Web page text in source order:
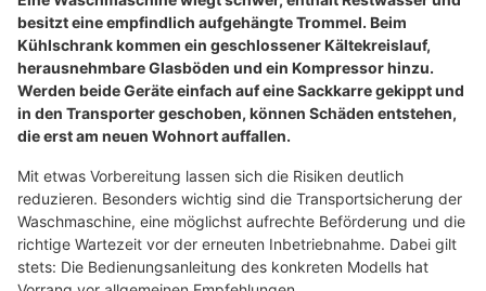
besitzt eine empfindlich aufgehängte Trommel. Beim
Kühlschrank kommen ein geschlossener Kältekreislauf,
herausnehmbare Glasböden und ein Kompressor hinzu.
Werden beide Geräte einfach auf eine Sackkarre gekippt und
in den Transporter geschoben, können Schäden entstehen,
die erst am neuen Wohnort auffallen.
Mit etwas Vorbereitung lassen sich die Risiken deutlich
reduzieren. Besonders wichtig sind die Transportsicherung der
Waschmaschine, eine möglichst aufrechte Beförderung und die
richtige Wartezeit vor der erneuten Inbetriebnahme. Dabei gilt
stets: Die Bedienungsanleitung des konkreten Modells hat